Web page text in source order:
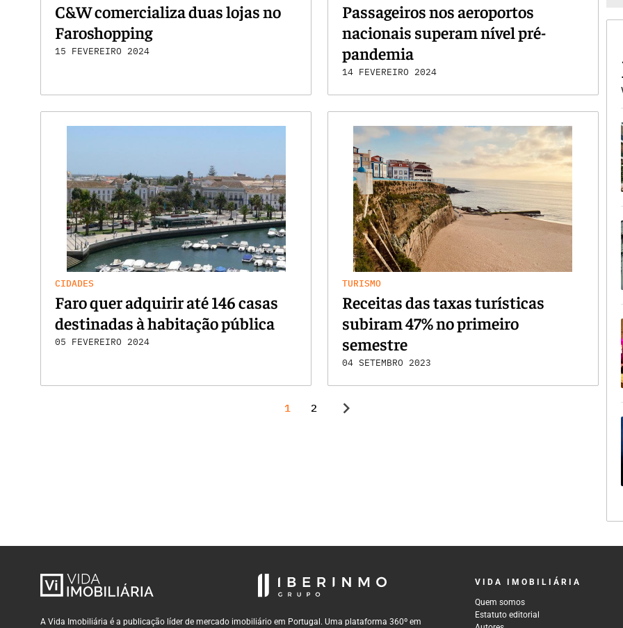
C&W comercializa duas lojas no
Faroshopping
15 FEVEREIRO 2024
Passageiros nos aeroportos
nacionais superam nível pré-
pandemia
14 FEVEREIRO 2024
CIDADES
Faro quer adquirir até 146 casas
destinadas à habitação pública
05 FEVEREIRO 2024
TURISMO
Receitas das taxas turísticas
subiram 47% no primeiro
semestre
04 SETEMBRO 2023
1 2 chevron_right
A Vida Imobiliária é a publicação líder de mercado imobiliário em Portugal. Uma plataforma 360º em
VIDA IMOBILIÁRIA
Quem somos
Estatuto editorial